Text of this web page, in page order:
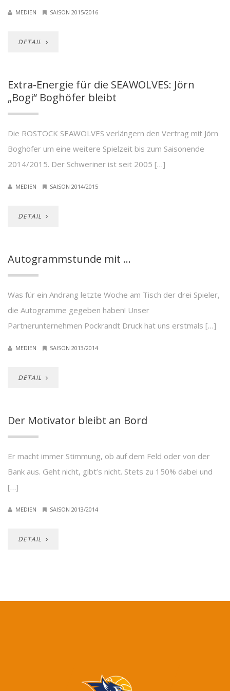
MEDIEN SAISON 2015/2016
DETAIL
Extra-Energie für die SEAWOLVES: Jörn
„Bogi“ Boghöfer bleibt
Die ROSTOCK SEAWOLVES verlängern den Vertrag mit Jörn
Boghöfer um eine weitere Spielzeit bis zum Saisonende
2014/2015. Der Schweriner ist seit 2005 […]
MEDIEN SAISON 2014/2015
DETAIL
Autogrammstunde mit …
Was für ein Andrang letzte Woche am Tisch der drei Spieler,
die Autogramme gegeben haben! Unser
Partnerunternehmen Pockrandt Druck hat uns erstmals […]
MEDIEN SAISON 2013/2014
DETAIL
Der Motivator bleibt an Bord
Er macht immer Stimmung, ob auf dem Feld oder von der
Bank aus. Geht nicht, gibt’s nicht. Stets zu 150% dabei und
[…]
MEDIEN SAISON 2013/2014
DETAIL